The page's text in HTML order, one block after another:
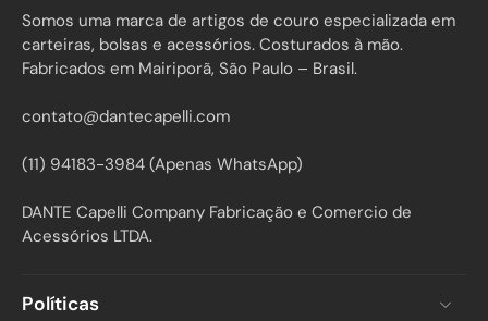
Somos uma marca de artigos de couro especializada em
carteiras, bolsas e acessórios. Costurados à mão.
Fabricados em Mairiporã, São Paulo – Brasil.
contato@dantecapelli.com
(11) 94183-3984 (Apenas WhatsApp)
DANTE Capelli Company Fabricação e Comercio de
Acessórios LTDA.
Políticas